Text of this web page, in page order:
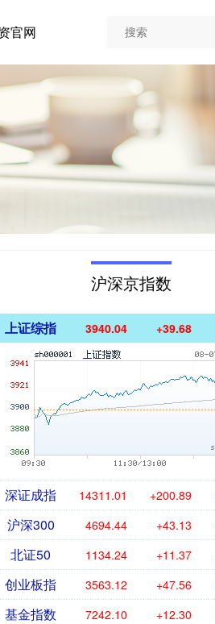
官网
沪深京指数
上证综指 3940.04 +39.68
深证成指 14311.01 +200.89
沪深300 4694.44 +43.13
北证50 1134.24 +11.37
创业板指 3563.12 +47.56
基金指数 7242.10 +12.30